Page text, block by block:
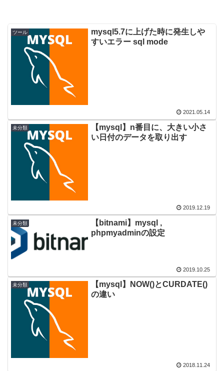
ツール
mysql5.7に上げた時に発生しや
すいエラー sql mode
2021.05.14
未分類
【mysql】n番目に、大きい小さ
い日付のデータを取り出す
2019.12.19
未分類
【bitnami】mysql ,
phpmyadminの設定
2019.10.25
未分類
【mysql】NOW()とCURDATE()
の違い
2018.11.24